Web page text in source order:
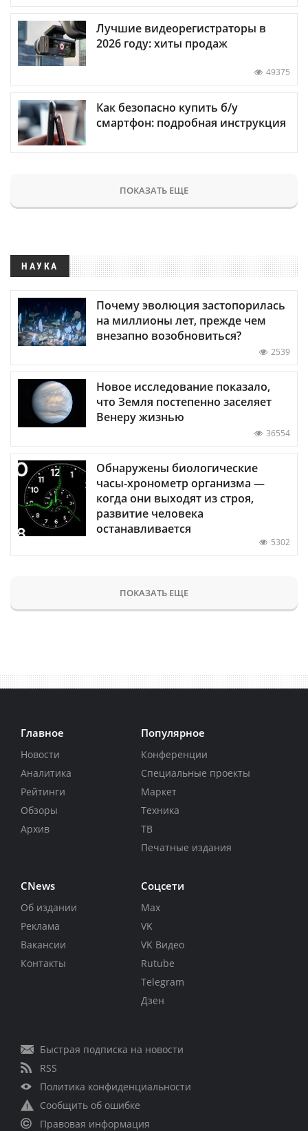
Лучшие видеорегистраторы в
2026 году: хиты продаж
49375
Как безопасно купить б/у
смартфон: подробная инструкция
ПОКАЗАТЬ ЕЩЕ
НАУКА
Почему эволюция застопорилась
на миллионы лет, прежде чем
внезапно возобновиться?
2539
Новое исследование показало,
что Земля постепенно заселяет
Венеру жизнью
36554
Обнаружены биологические
часы-хронометр организма —
когда они выходят из строя,
развитие человека
останавливается
5302
ПОКАЗАТЬ ЕЩЕ
Главное
Новости
Аналитика
Рейтинги
Обзоры
Архив
Популярное
Конференции
Специальные проекты
Маркет
Техника
ТВ
Печатные издания
CNews
Об издании
Реклама
Вакансии
Контакты
Соцсети
Max
VK
VK Видео
Rutube
Telegram
Дзен
Быстрая подписка на новости
RSS
Политика конфиденциальности
Сообщить об ошибке
Правовая информация